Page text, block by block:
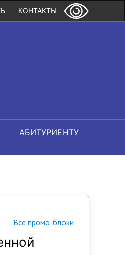
КОНТАКТЫ
АБИТУРИЕНТУ
Все промо-блоки